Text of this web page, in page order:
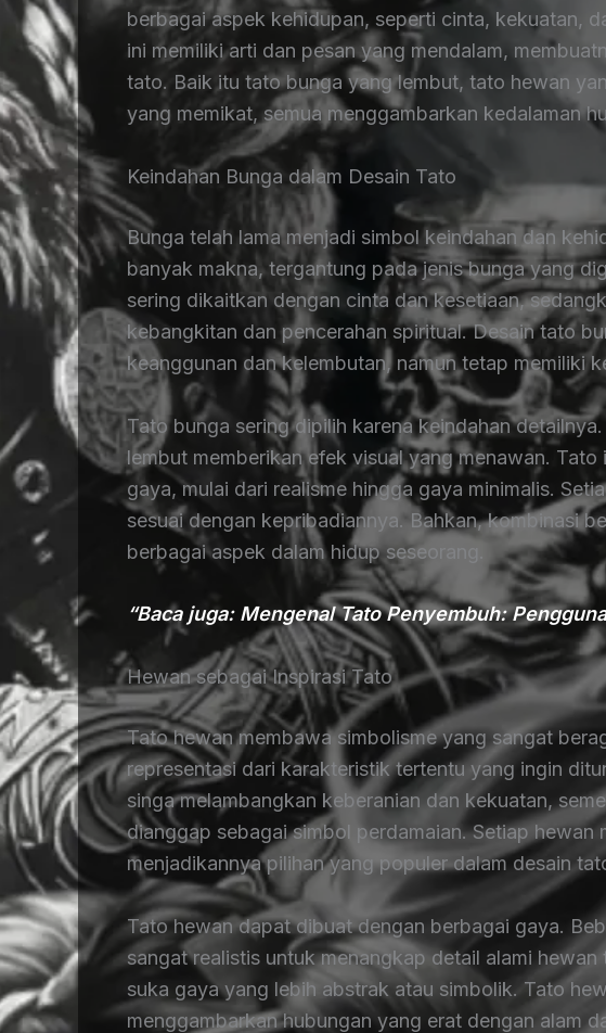
berbagai aspek kehidupan, seperti cinta, kekuatan,
ini memiliki arti dan pesan yang mendalam,
tato. Baik itu tato bunga yang lembut, tato hewan
yang memikat, semua menggambarkan kedalaman
Keindahan Bunga dalam Desain Tato
Bunga telah lama menjadi simbol keindahan dan
banyak makna, tergantung pada jenis bunga yang
sering dikaitkan dengan cinta dan kesetiaan,
kebangkitan dan pencerahan spiritual. Desain tato
keanggunan dan kelembutan, namun tetap memiliki
Tato bunga sering dipilih karena keindahan
lembut memberikan efek visual yang menawan.
gaya, mulai dari realisme hingga gaya minimalis.
sesuai dengan kepribadiannya. Bahkan, kombinasi
berbagai aspek dalam hidup seseorang.
“Baca juga: Mengenal Tato Penyembuh:
Hewan sebagai Inspirasi Tato
Tato hewan membawa simbolisme yang sangat
representasi dari karakteristik tertentu yang ingin
singa melambangkan keberanian dan kekuatan,
dianggap sebagai simbol perdamaian. Setiap hewan
menjadikannya pilihan yang populer dalam desain
Tato hewan dapat dibuat dengan berbagai gaya.
sangat realistis untuk menangkap detail alami
suka gaya yang lebih abstrak atau simbolik. Tato
menggambarkan hubungan yang erat dengan alam